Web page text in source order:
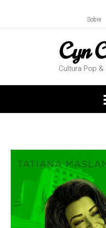
content
Sobre
Cyn
Cultura Pop